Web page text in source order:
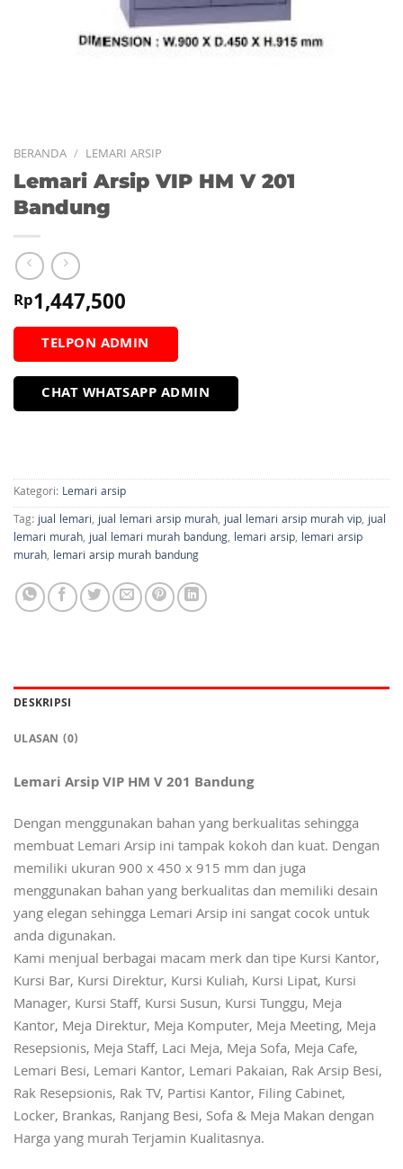
BERANDA / LEMARI ARSIP
Lemari Arsip VIP HM V 201
Bandung
Rp1,447,500
TELPON ADMIN
CHAT WHATSAPP ADMIN
Kategori: Lemari arsip
Tag:jual lemari,jual lemari arsip murah,jual lemari arsip murah vip,jual
lemari murah,jual lemari murah bandung, lemari arsip, lemari arsip
murah, lemari arsip murah bandung
DESKRIPSI
ULASAN (0)
Lemari Arsip VIP HM V 201 Bandung
Dengan menggunakan bahan yang berkualitas sehingga
membuat Lemari Arsip ini tampak kokoh dan kuat. Dengan
memiliki ukuran 900 x 450 x 915 mm dan juga
menggunakan bahan yang berkualitas dan memiliki desain
yang elegan sehingga Lemari Arsip ini sangat cocok untuk
anda digunakan.
Kami menjual berbagai macam merk dan tipe Kursi Kantor,
Kursi Bar, Kursi Direktur, Kursi Kuliah, Kursi Lipat, Kursi
Manager, Kursi Staff, Kursi Susun, Kursi Tunggu, Meja
Kantor, Meja Direktur, Meja Komputer, Meja Meeting, Meja
Resepsionis, Meja Staff, Laci Meja, Meja Sofa, Meja Cafe,
Lemari Besi, Lemari Kantor, Lemari Pakaian, Rak Arsip Besi,
Rak Resepsionis, Rak TV, Partisi Kantor, Filing Cabinet,
Locker, Brankas, Ranjang Besi, Sofa & Meja Makan dengan
Harga yang murah Terjamin Kualitasnya.